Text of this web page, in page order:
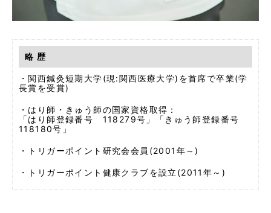
略 歴
・関西鍼灸短期大学(現:関西医療大学)を首席で卒業(学
長賞を受賞)
・はり師・きゅう師の国家資格取得：
「はり師登録番号 118279号」「きゅう師登録番号
118180号」
・トリガーポイント研究会会員(2001年～)
・トリガーポイント健康クラブを設立(2011年～)